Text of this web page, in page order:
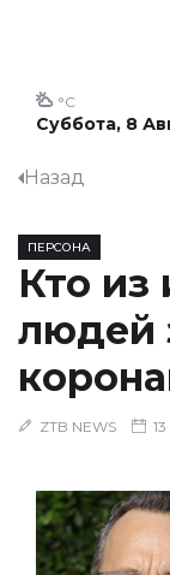
Суббота, 8
°C
Назад
ПЕРСОНА
Кто из
людей
ZTB NEWS